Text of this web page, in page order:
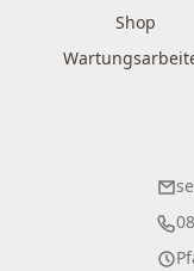
Shop